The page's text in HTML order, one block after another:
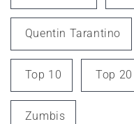
Quentin Tarantino
Top 10 Top 20
Zumbis